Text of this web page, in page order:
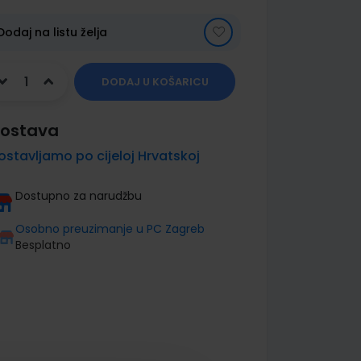
na listu želja
DODAJ U KOŠARICU
po cijeloj Hrvatskoj
Dostupno za narudžbu
Osobno preuzimanje u PC Zagreb
Besplatno